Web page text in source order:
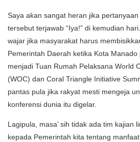
Saya akan sangat heran jika
tersebut terjawab “Iya!” di kemudian
wajar jika masyarakat harus
Pemerintah Daerah ketika Kota
menjadi Tuan Rumah Pelaksana World
(WOC) dan Coral Triangle Initiative
pantas pula jika rakyat mesti mengeja
konferensi dunia itu digelar.
Lagipula, masa’ sih tidak ada tim kajian
kepada Pemerintah kita tentang